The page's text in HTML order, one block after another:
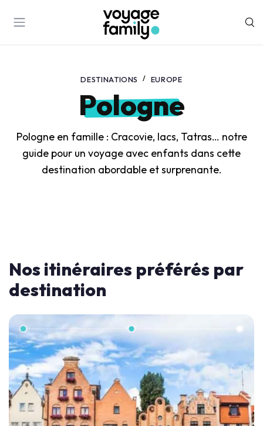
DESTINATIONS EUROPE
Pologne
Pologne en famille : Cracovie, lacs, Tatras… notre
guide pour un voyage avec enfants dans cette
destination abordable et surprenante.
Nos itinéraires préférés par
destination